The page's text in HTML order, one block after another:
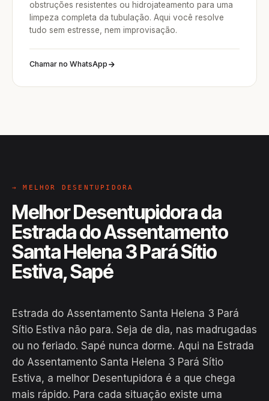
obstruções resistentes ou hidrojateamento para uma
limpeza completa da tubulação. Aqui você resolve
tudo sem estresse, nem improvisação.
Chamar no WhatsApp
→ MELHOR DESENTUPIDORA
Melhor Desentupidora da
Estrada do Assentamento
Santa Helena 3 Pará Sítio
Estiva, Sapé
Estrada do Assentamento Santa Helena 3 Pará
Sítio Estiva não para. Seja de dia, nas madrugadas
ou no feriado. Sapé nunca dorme. Aqui na Estrada
do Assentamento Santa Helena 3 Pará Sítio
Estiva, a melhor Desentupidora é a que chega
mais rápido. Para cada situação existe uma